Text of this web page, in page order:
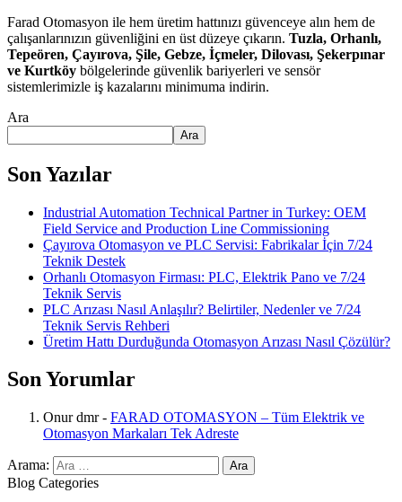
Farad Otomasyon ile hem üretim hattınızı güvenceye alın hem de
çalışanlarınızın güvenliğini en üst düzeye çıkarın. Tuzla, Orhanlı,
Tepeören, Çayırova, Şile, Gebze, İçmeler, Dilovası, Şekerpınar
ve Kurtköy bölgelerinde güvenlik bariyerleri ve sensör
sistemlerimizle iş kazalarını minimuma indirin.
Ara
Ara
Son Yazılar
Industrial Automation Technical Partner in Turkey: OEM
Field Service and Production Line Commissioning
Çayırova Otomasyon ve PLC Servisi: Fabrikalar İçin 7/24
Teknik Destek
Orhanlı Otomasyon Firması: PLC, Elektrik Pano ve 7/24
Teknik Servis
PLC Arızası Nasıl Anlaşılır? Belirtiler, Nedenler ve 7/24
Teknik Servis Rehberi
Üretim Hattı Durduğunda Otomasyon Arızası Nasıl Çözülür?
Son Yorumlar
Onur dmr- FARAD OTOMASYON – Tüm Elektrik ve
Otomasyon Markaları Tek Adreste
Arama:
Blog Categories